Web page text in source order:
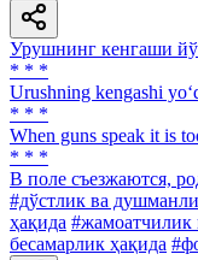
Урушнинг кенгаши
* * *
Urushning kengashi
* * *
When guns speak it is
* * *
В поле съезжаются,
#дўстлик ва
ҳақида #жамоатчилик
бесамарлик ҳақида